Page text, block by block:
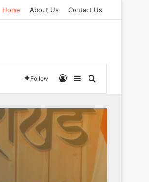
Home About Us Contact Us
Follow Log InSidebarSearch for